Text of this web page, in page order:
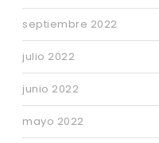
septiembre 2022
julio 2022
junio 2022
mayo 2022